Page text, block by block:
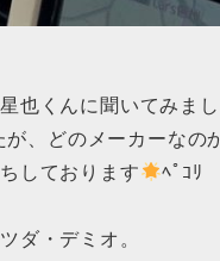
也くんに聞いてみま
、どのメーカーなの
しております
ﾍﾟｺﾘ
ダ・デミオ。